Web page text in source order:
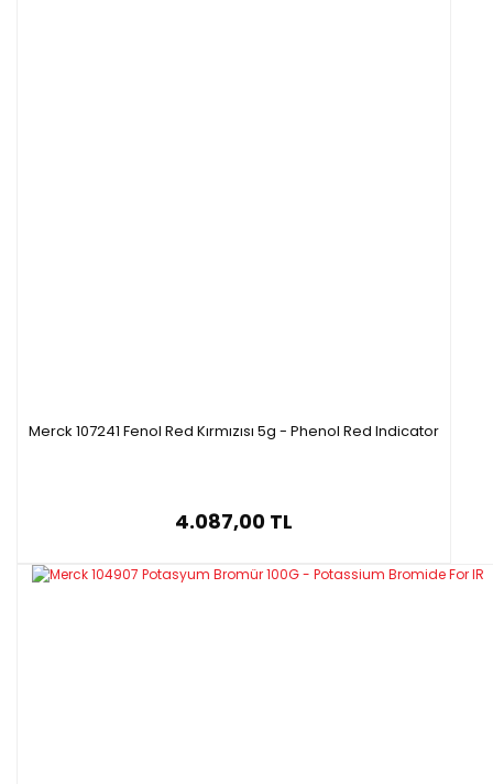
Merck 107241 Fenol Red Kırmızısı 5g - Phenol Red Indicator
4.087,00 TL